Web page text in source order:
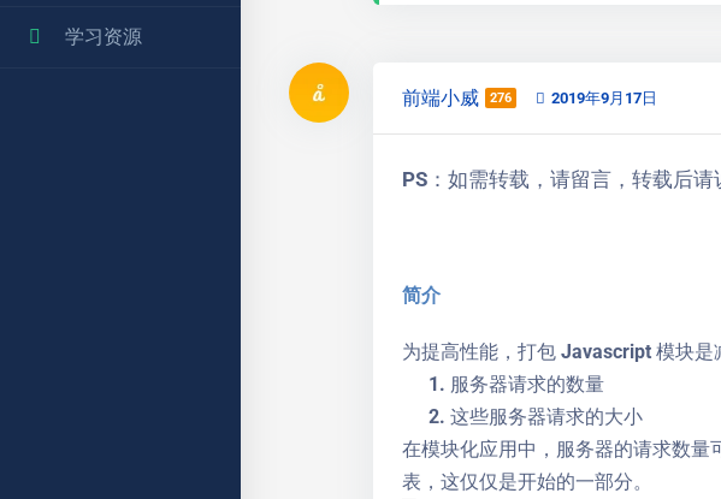
学习资源
前端小威 276 2019年9月17日
PS：如需转载，请留言，转载后
简介
为提高性能，打包 Javascript 模块是
服务器请求的数量
这些服务器请求的大小
在模块化应用中，服务器的请求数量
表，这仅仅是开始的一部分。